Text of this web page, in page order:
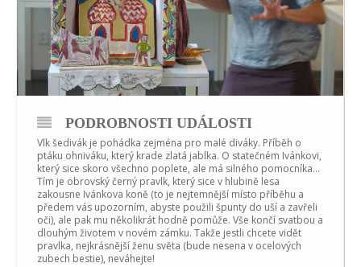
PODROBNOSTI UDÁLOSTI
Vlk šedivák je pohádka zejména pro malé diváky. Příběh o
ptáku ohniváku, který krade zlatá jablka. O statečném Ivánkovi,
který sice skoro všechno poplete, ale má silného pomocníka…
Tím je obrovský černý pravlk, který sice v hlubině lesa
zakousne Ivánkova koně (to je nejtemnější místo příběhu a
předem vás upozorním, abyste použili špunty do uší a zavřeli
oči), ale pak mu několikrát hodně pomůže. Vše končí svatbou a
dlouhým životem v novém zámku. Takže jestli chcete vidět
pravlka, nejkrásnější ženu světa (bude nesena v ocelových
zubech bestie), neváhejte!